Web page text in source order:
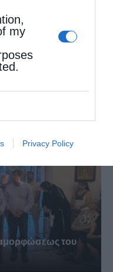
my
Privacy Policy
στο...
του